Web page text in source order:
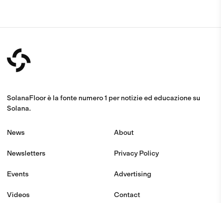
SolanaFloor è la fonte numero 1 per notizie ed educazione su
Solana.
News
Newsletters
Events
Videos
About
Privacy Policy
Advertising
Contact